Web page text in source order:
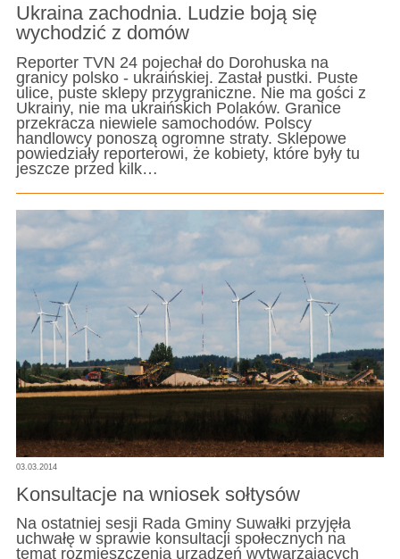
Ukraina zachodnia. Ludzie boją się
wychodzić z domów
Reporter TVN 24 pojechał do Dorohuska na
granicy polsko - ukraińskiej. Zastał pustki. Puste
ulice, puste sklepy przygraniczne. Nie ma gości z
Ukrainy, nie ma ukraińskich Polaków. Granice
przekracza niewiele samochodów. Polscy
handlowcy ponoszą ogromne straty. Sklepowe
powiedziały reporterowi, że kobiety, które były tu
jeszcze przed kilk…
03.03.2014
Konsultacje na wniosek sołtysów
Na ostatniej sesji Rada Gminy Suwałki przyjęła
uchwałę w sprawie konsultacji społecznych na
temat rozmieszczenia urządzeń wytwarzających